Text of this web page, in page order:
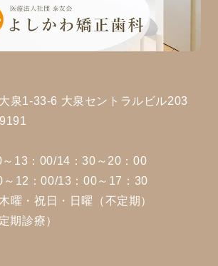
泉1-33-6 大泉セントラルビル203
13：00/14：30～20：00
12：00/13：00～17：30
曜・祝日・日曜（不定期）
期診療）